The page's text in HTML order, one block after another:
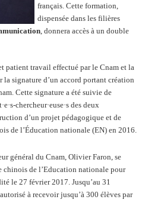
français. Cette formation,
dispensée dans les filières
, donnera accès à un double
patient travail effectué par le Cnam et la
la signature d’un accord portant création
Cette signature a été suivie de
chercheur·euse·s des deux
d’un projet pédagogique et de
de l’Éducation nationale (EN) en 2016.
général du Cnam, Olivier Faron, se
chinois de l’Education nationale pour
le 27 février 2017. Jusqu’au 31
à recevoir jusqu’à 300 élèves par